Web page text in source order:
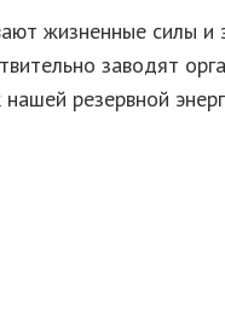
жизненные силы
заводят
резервной